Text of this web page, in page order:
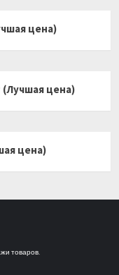
цена)
(Лучшая цена)
цена)
товаров.